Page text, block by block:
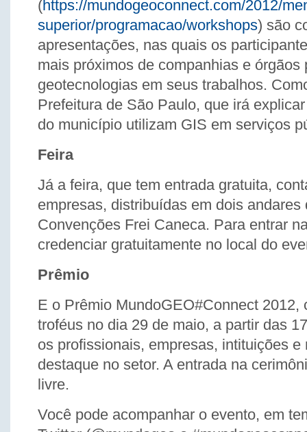
(https://mundogeoconnect.com/2012/
superior/programacao/workshops) são
apresentações, nas quais os
mais próximos de companhias e órgãos
geotecnologias em seus trabalhos.
Prefeitura de São Paulo, que irá
do município utilizam GIS em serviços
Feira
Já a feira, que tem entrada gratuita,
empresas, distribuídas em dois andares
Convenções Frei Caneca. Para entrar
credenciar gratuitamente no local do
Prêmio
E o Prêmio MundoGEO#Connect 2012,
troféus no dia 29 de maio, a partir das
os profissionais, empresas, intituições e
destaque no setor. A entrada na
livre.
Você pode acompanhar o evento, em